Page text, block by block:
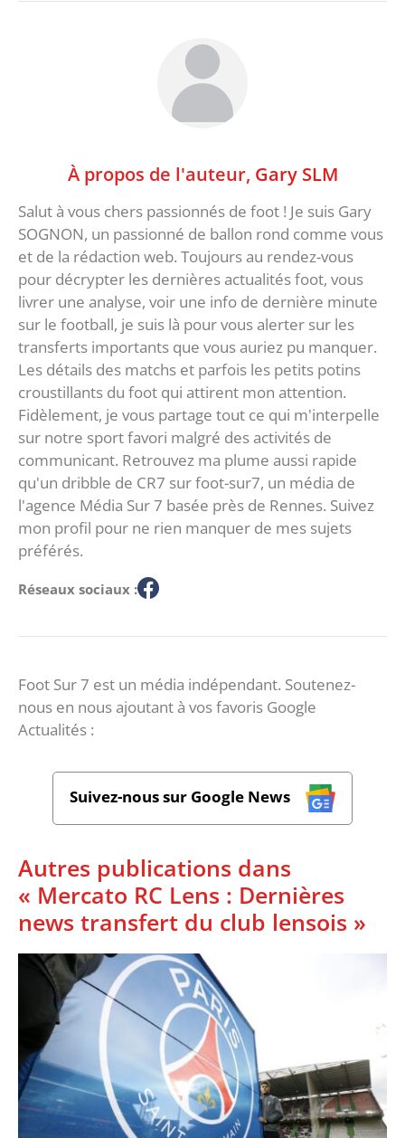
À propos de l'auteur, Gary SLM
Salut à vous chers passionnés de foot ! Je suis Gary
SOGNON, un passionné de ballon rond comme vous
et de la rédaction web. Toujours au rendez-vous
pour décrypter les dernières actualités foot, vous
livrer une analyse, voir une info de dernière minute
sur le football, je suis là pour vous alerter sur les
transferts importants que vous auriez pu manquer.
Les détails des matchs et parfois les petits potins
croustillants du foot qui attirent mon attention.
Fidèlement, je vous partage tout ce qui m'interpelle
sur notre sport favori malgré des activités de
communicant. Retrouvez ma plume aussi rapide
qu'un dribble de CR7 sur foot-sur7, un média de
l'agence Média Sur 7 basée près de Rennes. Suivez
mon profil pour ne rien manquer de mes sujets
préférés.
Réseaux sociaux :
Foot Sur 7 est un média indépendant. Soutenez-
nous en nous ajoutant à vos favoris Google
Actualités :
Suivez-nous sur Google News
Autres publications dans
« Mercato RC Lens : Dernières
news transfert du club lensois »